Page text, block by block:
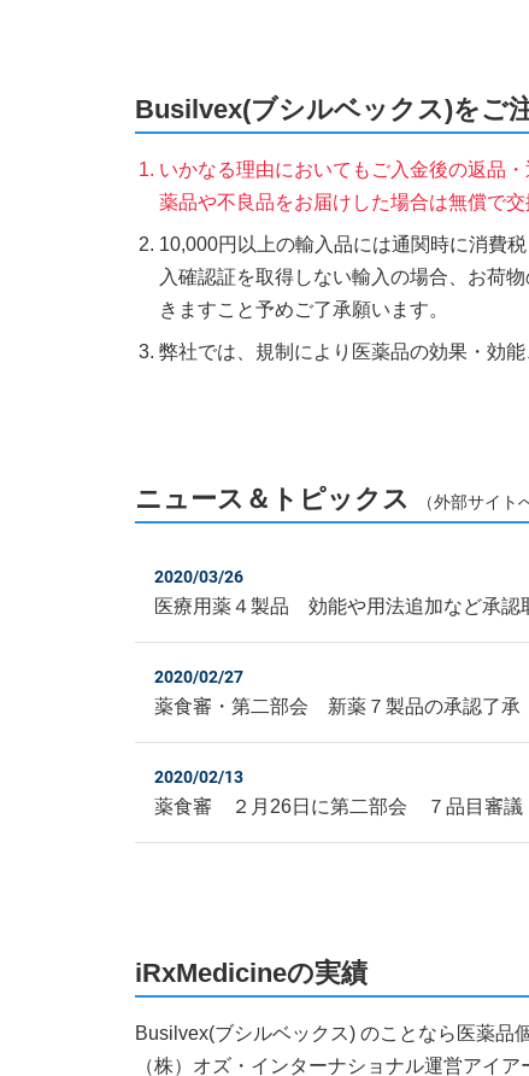
Busilvex(ブシルベックス)をご
いかなる理由においてもご入金後の返品
薬品や不良品をお届けした場合は無償で交
10,000円以上の輸入品には通関時に消費
入確認証を取得しない輸入の場合、お荷
きますこと予めご了承願います。
弊社では、規制により医薬品の効果・効
ニュース＆トピックス （外部サイト
2020/03/26
医療用薬４製品 効能や用法追加など承
2020/02/27
薬食審・第二部会 新薬７製品の承認了
2020/02/13
薬食審 ２月26日に第二部会 ７品目審議
iRxMedicineの実績
Busilvex(ブシルベックス) のことなら医薬品
（株）オズ・インターナショナル運営アイ